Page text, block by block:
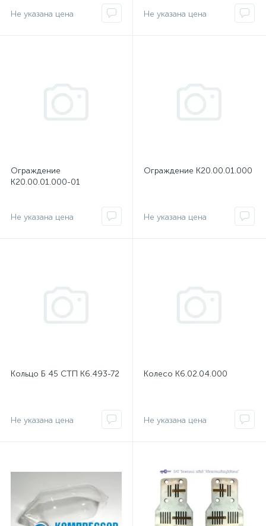
Не указана цена Не указана цена
Ограждение
К20.00.01.000-01
Не указана цена
Ограждение К20.00.01.000
Не указана цена
Кольцо Б 45 СТП К6.493-72
Не указана цена
Колесо К6.02.04.000
Не указана цена